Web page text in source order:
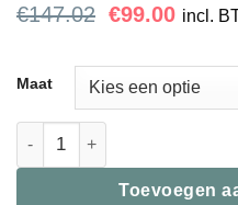
€147.02
€147.02.
€99.00
€99.00.
incl.
Maat
Broek Step5 | Mots | Rood |
Toevoegen